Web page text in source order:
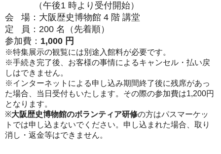
（午後1 時より受付開始）
会 場：大阪歴史博物館 4 階 講堂
定 員：200 名（先着順）
参加費 ： 1,000 円
※特集展示の観覧には別途入館料が必要です。
※手続き完了後、お客様の事情によるキャンセル・払い戻
しはできません。
※インターネットによる申し込み期間終了後に残席があっ
た場合、当日受付もいたします。その際の参加費は1,200円
となります。
※大阪歴史博物館のボランティア研修の方はパスマーケッ
トでは申し込まないでください。申し込まれた場合、取り
消し・返金等はできません。